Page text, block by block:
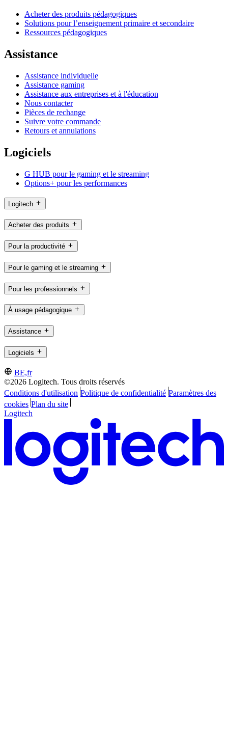
Acheter des produits pédagogiques
Solutions pour l’enseignement primaire et secondaire
Ressources pédagogiques
Assistance
Assistance individuelle
Assistance gaming
Assistance aux entreprises et à l'éducation
Nous contacter
Pièces de rechange
Suivre votre commande
Retours et annulations
Logiciels
G HUB pour le gaming et le streaming
Options+ pour les performances
Logitech
Acheter des produits
Pour la productivité
Pour le gaming et le streaming
Pour les professionnels
À usage pédagogique
Assistance
Logiciels
BE,fr
©2026 Logitech. Tous droits réservés
Conditions d'utilisation Politique de confidentialité Paramètres des
cookies Plan du site
Logitech